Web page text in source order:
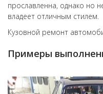
прославленна, однако но
владеет отличным стилем.
Кузовной ремонт
Примеры